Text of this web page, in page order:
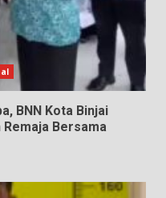
BNN Kota Binjai
Bersama